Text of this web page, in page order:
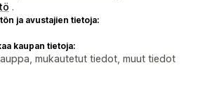
.
ja avustajien tietoja:
kaupan tietoja:
mukautetut tiedot, muut tiedot